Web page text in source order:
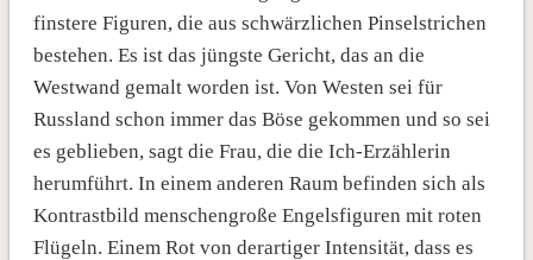
finstere Figuren, die aus schwärzlichen Pinselstrichen
bestehen. Es ist das jüngste Gericht, das an die
Westwand gemalt worden ist. Von Westen sei für
Russland schon immer das Böse gekommen und so sei
es geblieben, sagt die Frau, die die Ich-Erzählerin
herumführt. In einem anderen Raum befinden sich als
Kontrastbild menschengroße Engelsfiguren mit roten
Flügeln. Einem Rot von derartiger Intensität, dass es